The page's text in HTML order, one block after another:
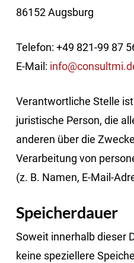
86152 Augsburg
Telefon: +49 821-99 87
E-Mail:
Verantwortliche Stelle
juristische Person, die
anderen über die
Verarbeitung von
(z. B. Namen, E-Mail-
Speicherdauer
Soweit innerhalb dieser
keine speziellere